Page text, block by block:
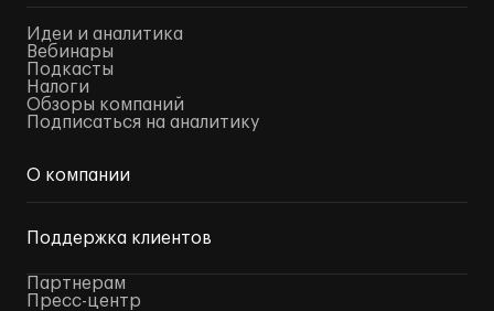
Идеи и аналитика
Вебинары
Подкасты
Налоги
Обзоры компаний
Подписаться на аналитику
О компании
Поддержка клиентов
Партнерам
Пресс-центр